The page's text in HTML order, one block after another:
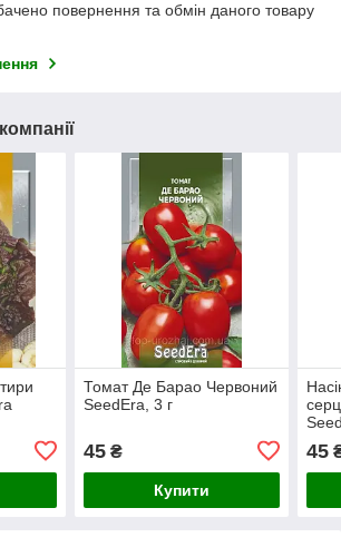
повернення та обмін даного товару
Томат Де Барао Червоний
SeedEra, 3 г
45₴
Купити
45